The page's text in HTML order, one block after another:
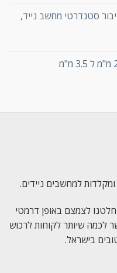
סטנדרטי מחשב נייד,
למחשבים ניידים.
לצמצם באופן דרמטי
לכמה שיותר לקוחות לרכוש
בישראל.